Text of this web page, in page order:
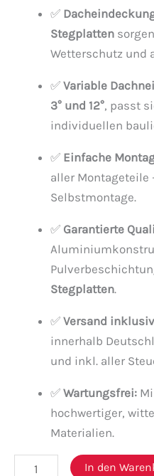
✅
Stegplatten
Wetterschutz und
✅ Variable
3° und 12°, passt
individuellen
✅ Einfache
aller Montageteile
Selbstmontage.
✅ Garantierte
Stegplatten.
✅ Versand
innerhalb
und inkl. aller
✅ Wartungsfrei:
hochwertiger,
Materialien.
In den